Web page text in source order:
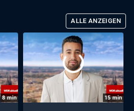
ALLE ANZEIGEN
8min 15min